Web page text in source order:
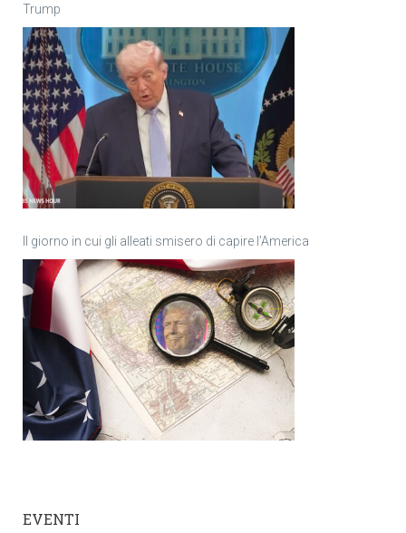
Trump
Il giorno in cui gli alleati smisero di capire l’America
EVENTI